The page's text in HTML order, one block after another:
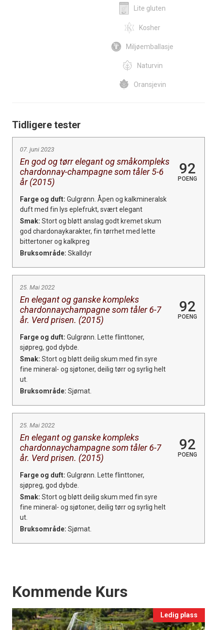
Lite gluten
Kosher
Miljøemballasje
Naturvin
Oransjevin
Tidligere tester
07. juni 2023
En god og tørr elegant og småkompleks
chardonnay-champagne som tåler 5-6
år (2015)
92
POENG
Farge og duft: Gulgrønn. Åpen og kalkmineralsk
duft med fin lys eplefrukt, svært elegant
Smak: Stort og bløtt anslag godt kremet skum
god chardonaykarakter, fin tørrhet med lette
bittertoner og kalkpreg
Bruksområde: Skalldyr
25. Mai 2022
En elegant og ganske kompleks
chardonnaychampagne som tåler 6-7
år. Verd prisen. (2015)
92
POENG
Farge og duft: Gulgrønn. Lette flinttoner,
sjøpreg, god dybde.
Smak: Stort og bløtt deilig skum med fin syre
fine mineral- og sjøtoner, deilig tørr og syrlig helt
ut.
Bruksområde: Sjømat.
25. Mai 2022
En elegant og ganske kompleks
chardonnaychampagne som tåler 6-7
år. Verd prisen. (2015)
92
POENG
Farge og duft: Gulgrønn. Lette flinttoner,
sjøpreg, god dybde.
Smak: Stort og bløtt deilig skum med fin syre
fine mineral- og sjøtoner, deilig tørr og syrlig helt
ut.
Bruksområde: Sjømat.
Events
Kommende Kurs
Ledig plass